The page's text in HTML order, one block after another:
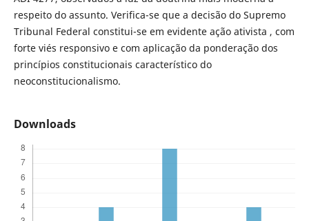
respeito do assunto. Verifica-se que a decisão do Supremo
Tribunal Federal constitui-se em evidente ação ativista , com
forte viés responsivo e com aplicação da ponderação dos
princípios constitucionais característico do
neoconstitucionalismo.
Downloads